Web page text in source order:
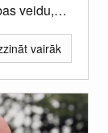
veidu,
vairāk